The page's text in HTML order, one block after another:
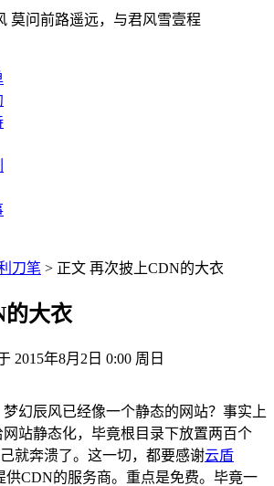
莫问前路遥远，与君风雪壹程
刀笔 > 正文 再次披上CDN的大衣
的大衣
2015年8月2日 0:00 周日
幻辰风已经像一个静态的网站？事实上
站静态化，毕竟根目录下放置两百个
就奔溃了。这一切，都要感谢云盾
供CDN的服务商。重点是免费。毕竟一